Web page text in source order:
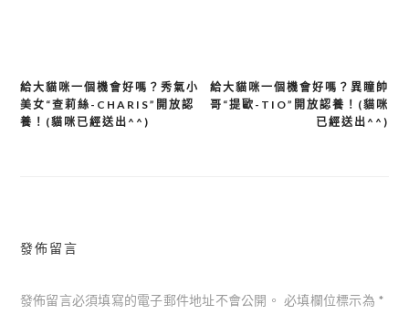
文
章
給大貓咪一個機會好嗎？異瞳帥
哥“提歐-TIO”開放認養！(貓咪
已經送出^^)
給大貓咪一個機會好嗎？秀氣小
美女“查莉絲-CHARIS”開放認
養！(貓咪已經送出^^)
發佈留言
發佈留言必須填寫的電子郵件地址不會公開。 必填欄位標示為*